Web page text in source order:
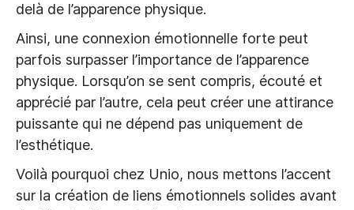
delà de l’apparence physique.
Ainsi, une connexion émotionnelle forte peut
parfois surpasser l’importance de l’apparence
physique. Lorsqu’on se sent compris, écouté et
apprécié par l’autre, cela peut créer une attirance
puissante qui ne dépend pas uniquement de
l’esthétique.
Voilà pourquoi chez Unio, nous mettons l’accent
sur la création de liens émotionnels solides avant